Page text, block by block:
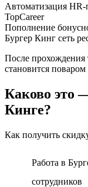
Автоматизация HR-
TopCareer
Пополнение
Бургер Кинг сеть
После прохождения
становится
Каково это
Кинге?
Как получить
Работа в
сотрудников